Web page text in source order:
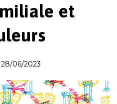
et
28/06/2023